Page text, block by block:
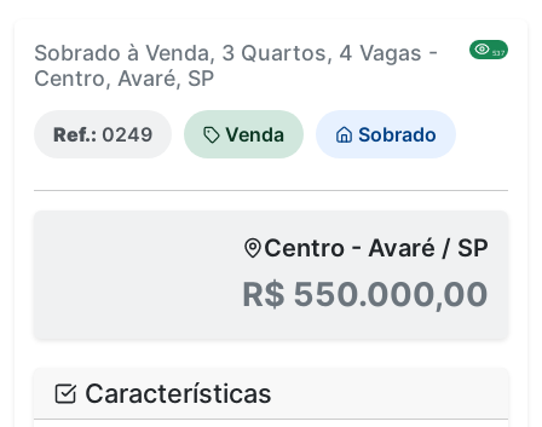
Sobrado à Venda, 3 Quartos, 4 Vagas -
Centro, Avaré, SP
537
Ref.: 0249 Venda Sobrado
Centro - Avaré / SP
R$ 550.000,00
Características